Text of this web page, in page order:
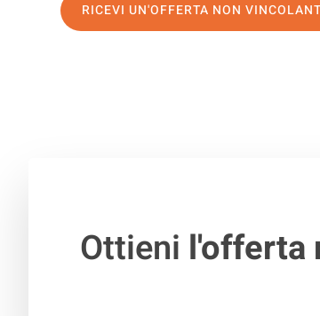
RICEVI UN'OFFERTA NON
Ottieni l'offerta